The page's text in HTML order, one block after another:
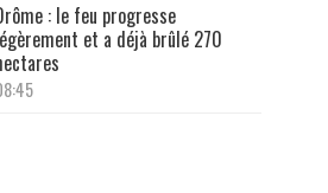
: le feu progresse
et a déjà brûlé 270